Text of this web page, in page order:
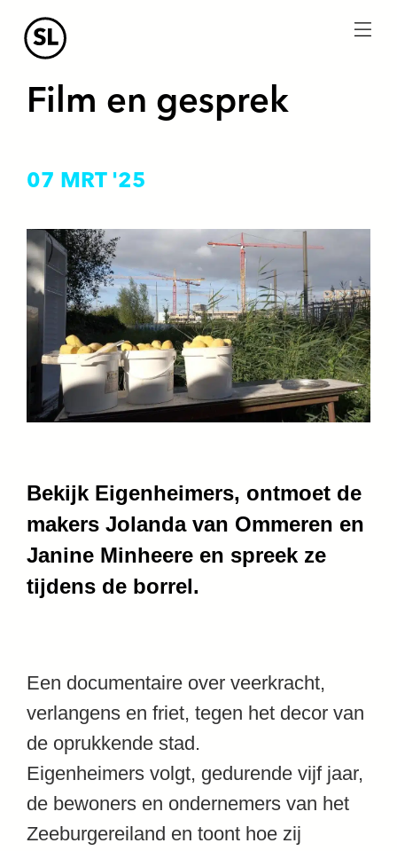
07 MRT '25
Film en gesprek
Bekijk Eigenheimers, ontmoet de
makers Jolanda van Ommeren en
Janine Minheere en spreek ze
tijdens de borrel.
Een documentaire over veerkracht,
verlangens en friet, tegen het decor van
de oprukkende stad.
Eigenheimers volgt, gedurende vijf jaar,
de bewoners en ondernemers van het
Zeeburgereiland en toont hoe zij